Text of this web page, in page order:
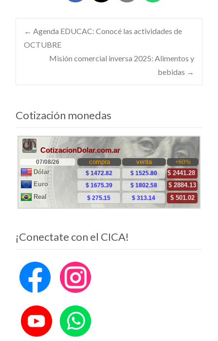
Navegación
← Agenda EDUCAC: Conocé las actividades de
OCTUBRE
Misión comercial inversa 2025: Alimentos y
bebidas →
Cotización monedas
¡Conectate con el CICA!